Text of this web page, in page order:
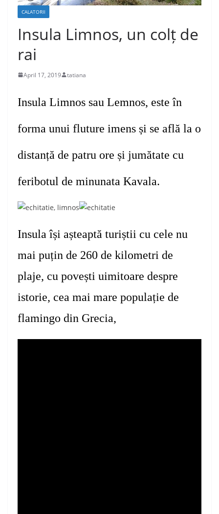
CALATORII
Insula Limnos, un colț de
rai
April 17, 2019 tatiana
Insula Limnos sau Lemnos, esteîn
forma unui fluture imens și se află la o
distanță de patru ore și jumătate cu
feribotul de minunata Kavala.
Insula își așteaptă turiștii cu cele nu
mai puțin de 260 de kilometri de
plaje, cu povești uimitoare despre
istorie, cea mai mare populație de
flamingo din Grecia,